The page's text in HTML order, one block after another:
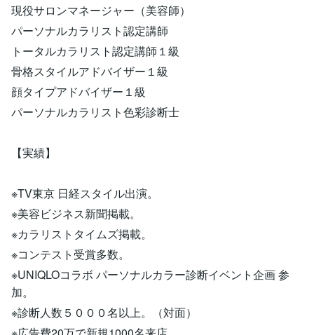
現役サロンマネージャー（美容師）
パーソナルカラリスト認定講師
トータルカラリスト認定講師１級
骨格スタイルアドバイザー１級
顔タイプアドバイザー１級
パーソナルカラリスト色彩診断士
【実績】
※TV東京 日経スタイル出演。
※美容ビジネス新聞掲載。
※カラリストタイムズ掲載。
※コンテスト受賞多数。
※UNIQLOコラボ パーソナルカラー診断イベント企画 参
加。
※診断人数５０００名以上。（対面）